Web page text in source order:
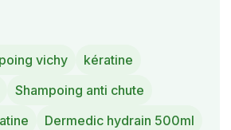
vichy
kératine
Shampoing anti chute
Dermedic hydrain 500ml